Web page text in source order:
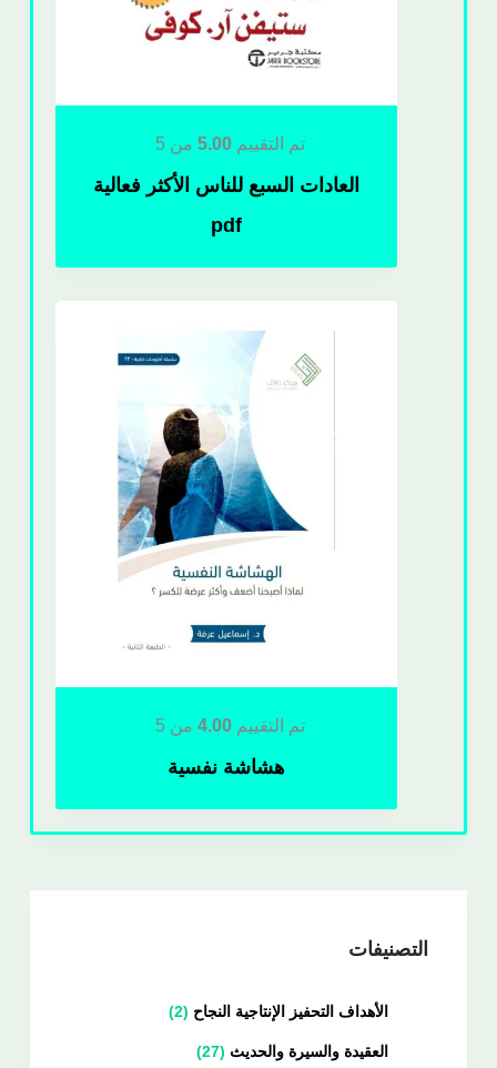
تم التقييم5.00 من 5
العادات السبع للناس الأكثر فعالية
pdf
تم التقييم4.00 من 5
هشاشة نفسية
التصنيفات
الأهداف التحفيز الإنتاجية النجاح 2
العقيدة والسيرة والحديث 27